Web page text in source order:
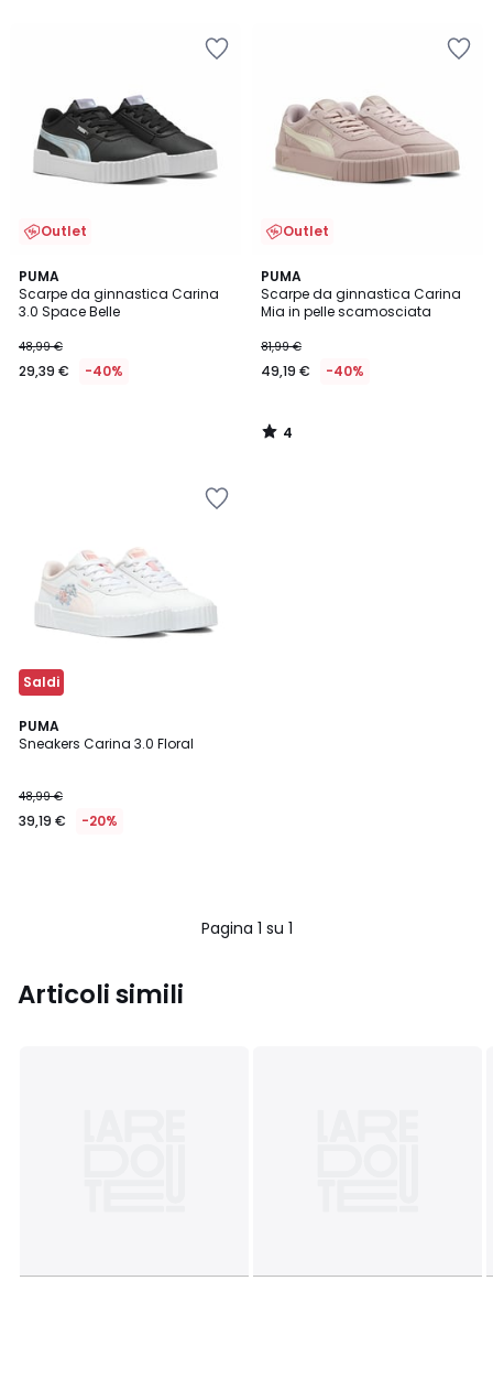
Outlet
PUMA
Scarpe da ginnastica Carina
3.0 Space Belle
48,99 €
29,39 € -40%
Outlet
PUMA
Scarpe da ginnastica Carina
Mia in pelle scamosciata
81,99 €
49,19 € -40%
4
/
5
4
/
Saldi
PUMA
Sneakers Carina 3.0 Floral
48,99 €
39,19 € -20%
Pagina 1 su 1
Articoli simili